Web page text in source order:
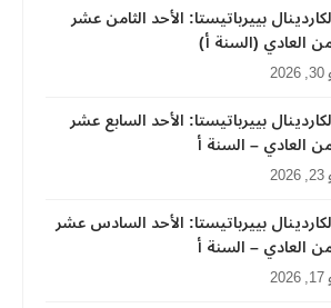
بييرباتيستا: الأحد الثامن عشر
العادي (السنة أ)
بييرباتيستا: الأحد السابع عشر
العادي – السنة أ
بييرباتيستا: الأحد السادس عشر
العادي – السنة أ